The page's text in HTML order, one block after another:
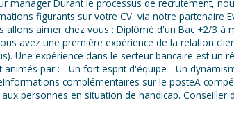
manager Durant le processus de recrutement,
figurants sur votre CV, via notre partenaire
allons aimer chez vous : Diplômé d'un Bac +2/3 à
avez une première expérience de la relation
Une expérience dans le secteur bancaire est un
par : - Un fort esprit d'équipe - Un
complémentaires sur le posteA
personnes en situation de handicap. Conseiller